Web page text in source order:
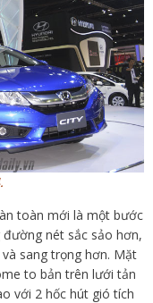
toàn mới là một bước
nét sắc sảo hơn,
sang trọng hơn. Mặt
to bản trên lưới tản
với 2 hốc hút gió tích